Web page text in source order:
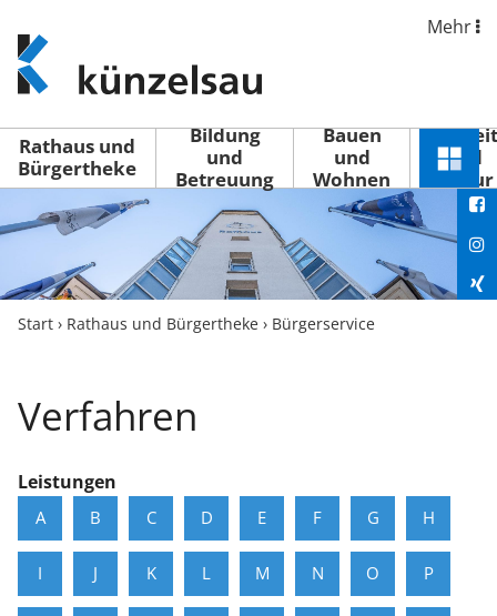
www.kuenzelsau.de
(zur
Startseite)
Mehr
Rathaus und
Bürgertheke
Bildung
und
Betreuung
Bauen
und
Wohnen
Freizeit
und
Kultur
Menü
Start › Rathaus und Bürgertheke › Bürgerservice
Verfahren
Leistungen
A B C D E F G H
I J K L M N O P